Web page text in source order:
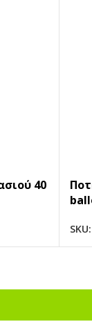
40
SKU: